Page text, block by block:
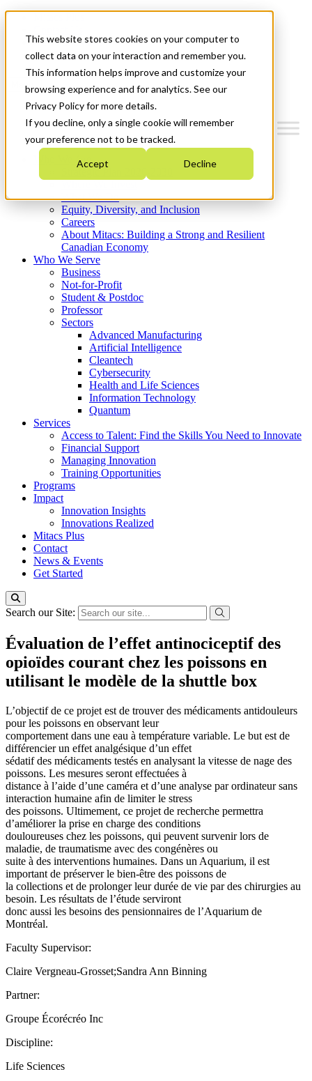
This website stores cookies on your computer to
collect data on your interaction and remember you.
This information helps improve and customize your
browsing experience and for analytics. See our
Privacy Policy for more details.
If you decline, only a single cookie will remember
your preference not to be tracked.
Accept Decline
News & Events
Get Started
Menu
Who We Are
Strategic Plan 2026-2030
What We Do
Equity, Diversity, and Inclusion
Careers
About Mitacs: Building a Strong and Resilient
Canadian Economy
Who We Serve
Business
Not-for-Profit
Student & Postdoc
Professor
Sectors
Advanced Manufacturing
Artificial Intelligence
Cleantech
Cybersecurity
Health and Life Sciences
Information Technology
Quantum
Services
Access to Talent: Find the Skills You Need to Innovate
Financial Support
Managing Innovation
Training Opportunities
Programs
Impact
Innovation Insights
Innovations Realized
Mitacs Plus
Contact
News & Events
Get Started
Search our Site:
Évaluation de l’effet antinociceptif des
opioïdes courant chez les poissons en
utilisant le modèle de la shuttle box
L’objectif de ce projet est de trouver des médicaments antidouleurs
pour les poissons en observant leur
comportement dans une eau à température variable. Le but est de
différencier un effet analgésique d’un effet
sédatif des médicaments testés en analysant la vitesse de nage des
poissons. Les mesures seront effectuées à
distance à l’aide d’une caméra et d’une analyse par ordinateur sans
interaction humaine afin de limiter le stress
des poissons. Ultimement, ce projet de recherche permettra
d’améliorer la prise en charge des conditions
douloureuses chez les poissons, qui peuvent survenir lors de
maladie, de traumatisme avec des congénères ou
suite à des interventions humaines. Dans un Aquarium, il est
important de préserver le bien-être des poissons de
la collections et de prolonger leur durée de vie par des chirurgies au
besoin. Les résultats de l’étude serviront
donc aussi les besoins des pensionnaires de l’Aquarium de
Montréal.
Faculty Supervisor:
Claire Vergneau-Grosset;Sandra Ann Binning
Partner:
Groupe Écorécréo Inc
Discipline:
Life Sciences